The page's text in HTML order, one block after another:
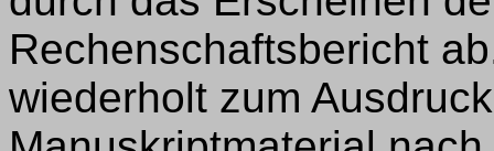
Rechenschaftsbericht
wiederholt zum